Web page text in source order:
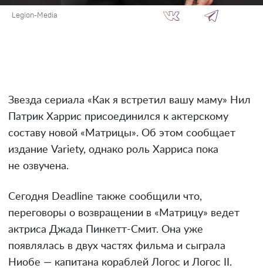
Legion-Media
Звезда сериала «Как я встретил вашу маму» Нил
Патрик Харрис присоединился к актерскому
составу новой «Матрицы». Об этом сообщает
издание Variety, однако роль Харриса пока
не озвучена.
Сегодня Deadline также сообщили что,
переговоры о возвращении в «Матрицу» ведет
актриса Джада Пинкетт-Смит. Она уже
появлялась в двух частях фильма и сыграла
Ниобе — капитана кораблей Логос и Логос II.